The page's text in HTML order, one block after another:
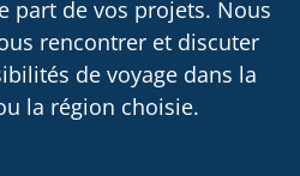
part de vos projets. Nous
rencontrer et discuter
de voyage dans la
la région choisie.